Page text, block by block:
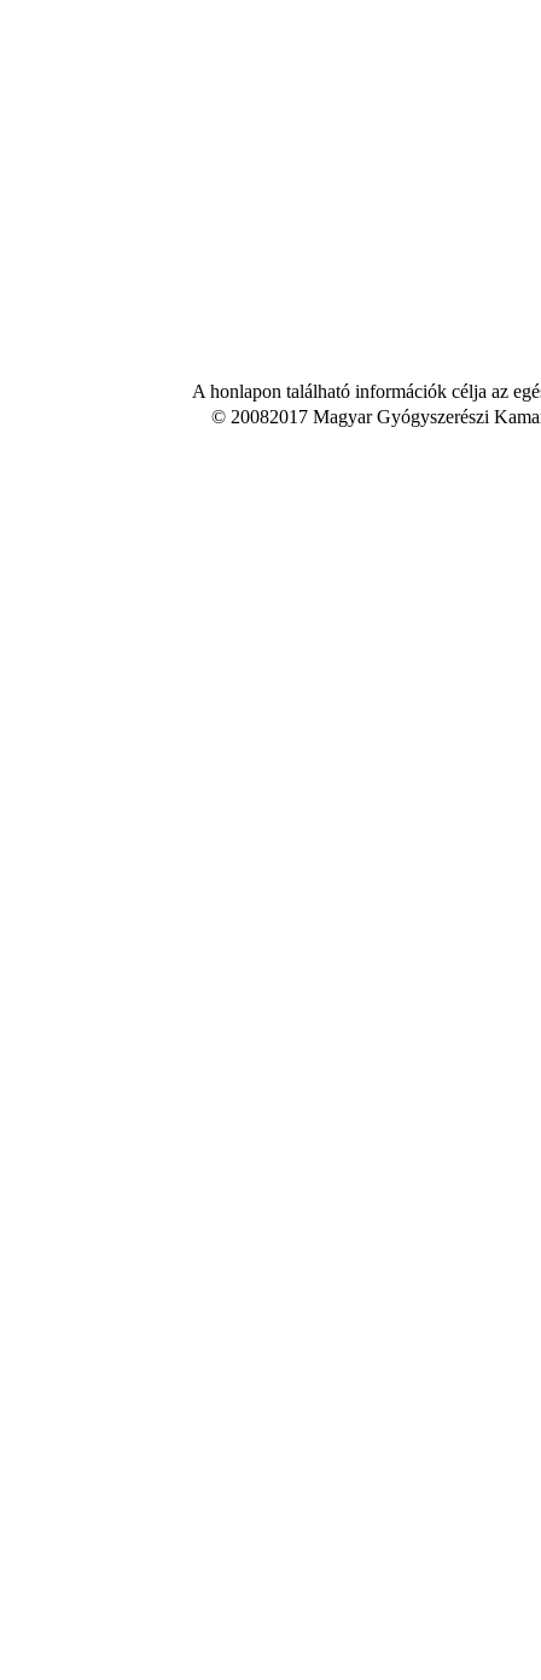
A honlapon található információk célja az
© 20082017 Magyar Gyógyszerészi